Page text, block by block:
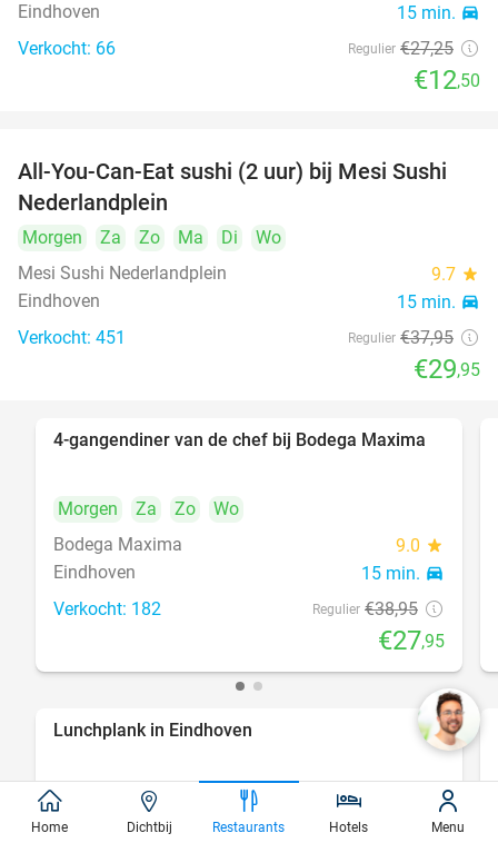
Eindhoven 15 min. directions_car
Verkocht: 66 Regulier €27,25
€12,50
21%
All-You-Can-Eat sushi (2 uur) bij Mesi Sushi
Nederlandplein
Morgen Za Zo Ma Di
Wo
Mesi Sushi Nederlandplein
9.7 star
Eindhoven 15 min. directions_car
Verkocht: 451 Regulier €37,95
€29,95
28%
4-gangendiner van de chef bij Bodega Maxima
Morgen Za Zo
Wo
Bodega Maxima
9.0 star
Eindhoven 15 min. directions_car
Verkocht: 182 Regulier €38,95
€27,95
39%
Lunchplank in Eindhoven
Morgen Za
Velosoof Lunch - Bar - Diner
star
Home Dichtbij Restaurants Hotels Menu